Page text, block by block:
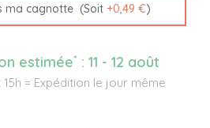
ma cagnotte (Soit +0,49 €)
estimée* : 11 - 12 août
= Expédition le jour même